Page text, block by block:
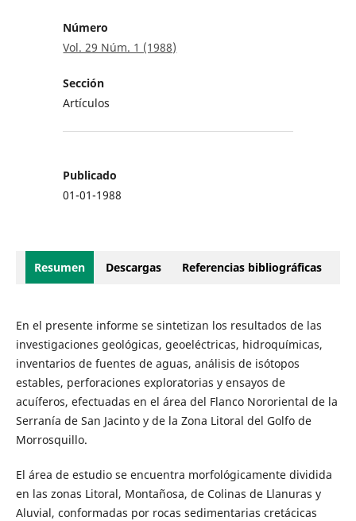
Número
Vol. 29 Núm. 1 (1988)
Sección
Artículos
Publicado
01-01-1988
Resumen Descargas Referencias bibliográficas
En el presente informe se sintetizan los resultados de las
investigaciones geológicas, geoeléctricas, hidroquímicas,
inventarios de fuentes de aguas, análisis de isótopos
estables, perforaciones exploratorias y ensayos de
acuíferos, efectuadas en el área del Flanco Nororiental de la
Serranía de San Jacinto y de la Zona Litoral del Golfo de
Morrosquillo.
El área de estudio se encuentra morfológicamente dividida
en las zonas Litoral, Montañosa, de Colinas de Llanuras y
Aluvial, conformadas por rocas sedimentarias cretácicas